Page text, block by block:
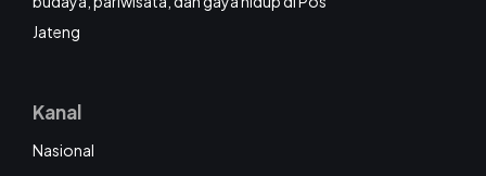
Jateng
Kanal
Nasional